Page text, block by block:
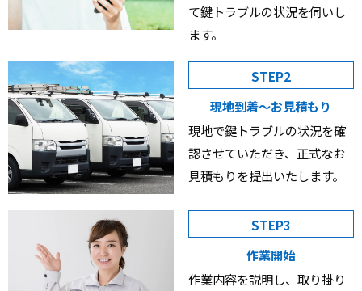
て鍵トラブルの状況を伺いし
ます。
STEP2
現地到着〜お見積もり
現地で鍵トラブルの状況を確
認させていただき、正式なお
見積もりを提出いたします。
STEP3
作業開始
作業内容を説明し、取り掛り